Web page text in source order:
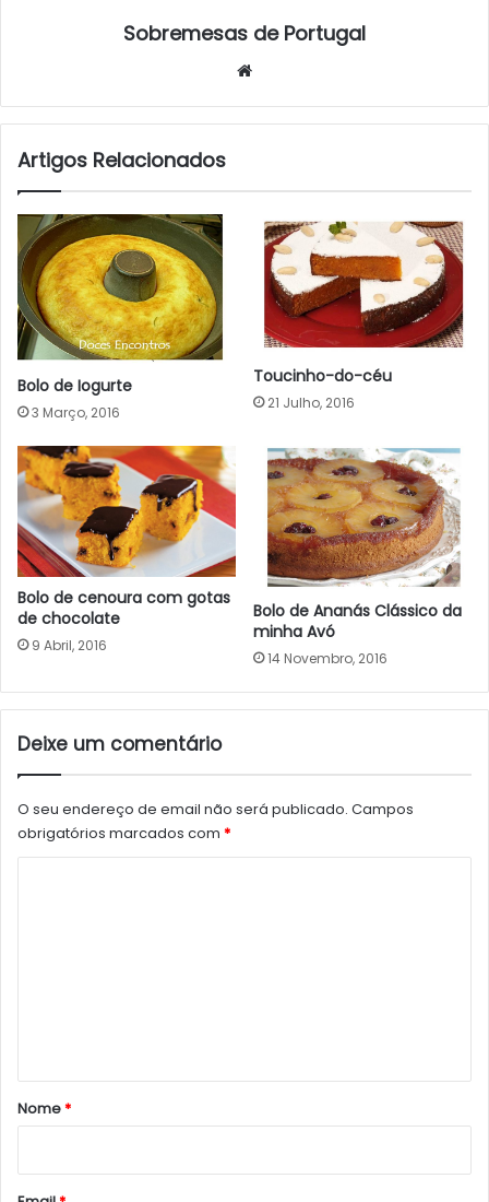
Sobremesas de Portugal
Artigos Relacionados
Bolo de Iogurte
3 Março, 2016
Toucinho-do-céu
21 Julho, 2016
Bolo de cenoura com gotas
de chocolate
9 Abril, 2016
Bolo de Ananás Clássico da
minha Avó
14 Novembro, 2016
Deixe um comentário
O seu endereço de email não será publicado. Campos
obrigatórios marcados com *
r
Nome*